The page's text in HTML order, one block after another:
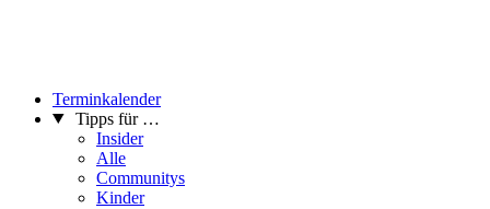
Terminkalender
Tipps für …
Insider
Alle
Communitys
Kinder